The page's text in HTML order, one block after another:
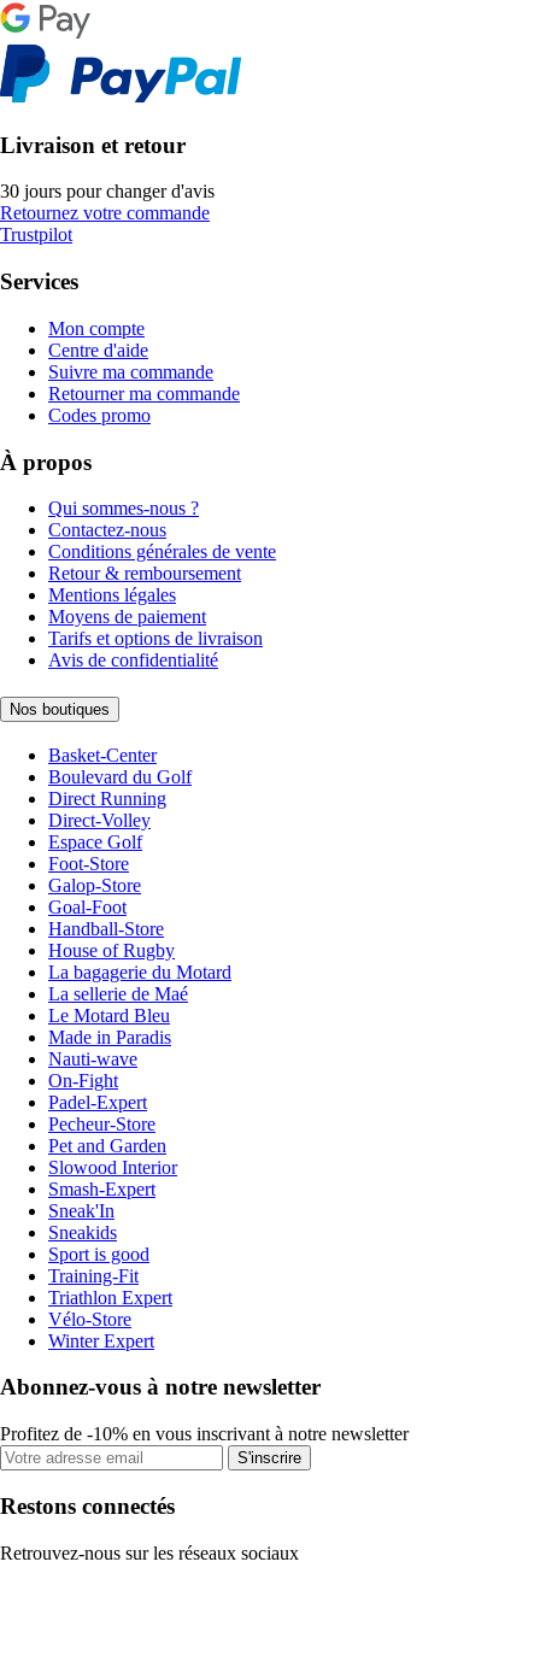
Livraison et retour
30 jours pour changer d'avis
Retournez votre commande
Trustpilot
Services
Mon compte
Centre d'aide
Suivre ma commande
Retourner ma commande
Codes promo
À propos
Qui sommes-nous ?
Contactez-nous
Conditions générales de vente
Retour & remboursement
Mentions légales
Moyens de paiement
Tarifs et options de livraison
Avis de confidentialité
Nos boutiques
Basket-Center
Boulevard du Golf
Direct Running
Direct-Volley
Espace Golf
Foot-Store
Galop-Store
Goal-Foot
Handball-Store
House of Rugby
La bagagerie du Motard
La sellerie de Maé
Le Motard Bleu
Made in Paradis
Nauti-wave
On-Fight
Padel-Expert
Pecheur-Store
Pet and Garden
Slowood Interior
Smash-Expert
Sneak'In
Sneakids
Sport is good
Training-Fit
Triathlon Expert
Vélo-Store
Winter Expert
Abonnez-vous à notre newsletter
Profitez de -10% en vous inscrivant à notre newsletter
S'inscrire
Restons connectés
Retrouvez-nous sur les réseaux sociaux